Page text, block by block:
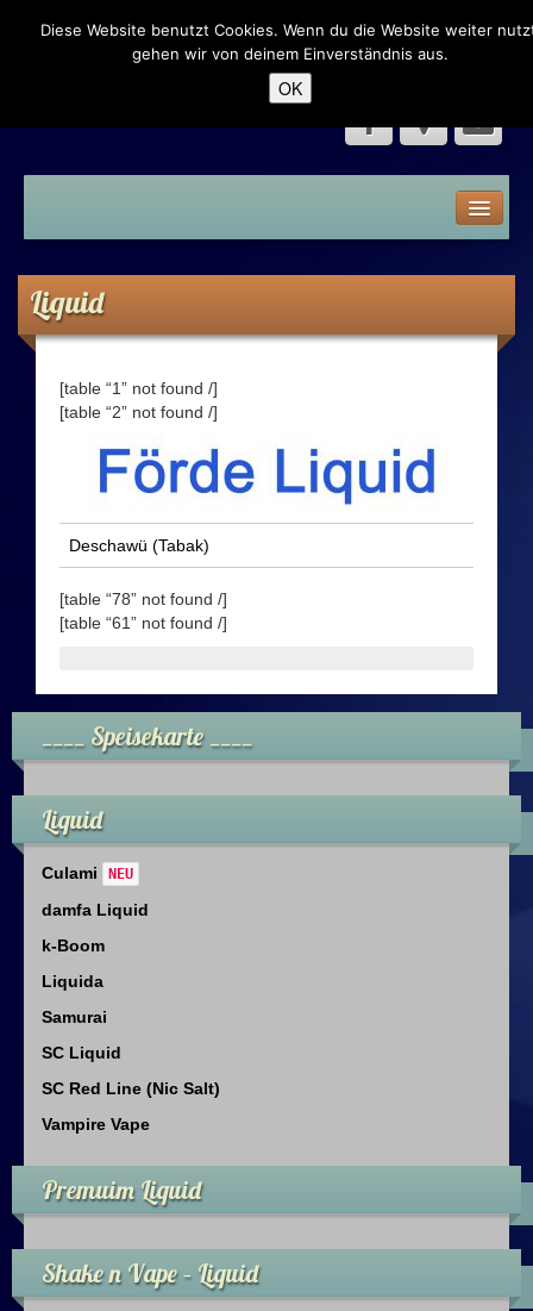
Dampfer Eck – Neumünster
Speisekarte
Liquid
Premium Liquid
Shake n Vape
Aroma
Dampfer Infos
Infos & Downloads
Datenschutz
Datenschutzerklärung
Sicherheitshinweise
Kontakt
Liquid
[table “1” not found /]
[table “2” not found /]
Deschawü (Tabak)
[table “78” not found /]
[table “61” not found /]
____ Speisekarte ____
Liquid
Culami NEU
damfa Liquid
k-Boom
Liquida
Samurai
SC Liquid
SC Red Line (Nic Salt)
Vampire Vape
Premuim Liquid
Shake n Vape – Liquid
Diese Website benutzt Cookies. Wenn du die Website weiter
gehen wir von deinem Einverständnis aus.
OK